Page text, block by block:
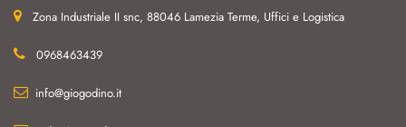
Zona Industriale II snc, 88046 Lamezia Terme, Uffici e Logistica
0968463439
info@giogodino.it